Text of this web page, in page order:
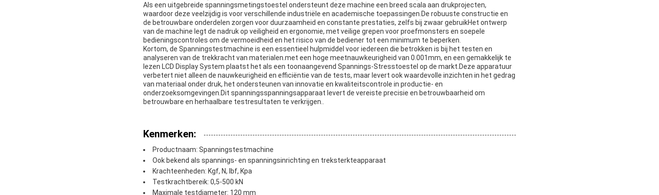
Als een uitgebreide spanningsmetingstoestel ondersteunt deze machine een breed scala aan drukprojecten,
waardoor deze veelzijdig is voor verschillende industriële en academische toepassingen.De robuuste constructie en
de betrouwbare onderdelen zorgen voor duurzaamheid en constante prestaties, zelfs bij zwaar gebruikHet ontwerp
van de machine legt de nadruk op veiligheid en ergonomie, met veilige grepen voor proefmonsters en soepele
bedieningscontroles om de vermoeidheid en het risico van de bediener tot een minimum te beperken.
Kortom, de Spanningstestmachine is een essentieel hulpmiddel voor iedereen die betrokken is bij het testen en
analyseren van de trekkracht van materialen.met een hoge meetnauwkeurigheid van 0.001mm, en een gemakkelijk te
lezen LCD Display System plaatst het als een toonaangevend Spannings-Stresstoestel op de markt.Deze apparatuur
verbetert niet alleen de nauwkeurigheid en efficiëntie van de tests, maar levert ook waardevolle inzichten in het gedrag
van materiaal onder druk, het ondersteunen van innovatie en kwaliteitscontrole in productie- en
onderzoeksomgevingen.Dit spanningsspanningsapparaat levert de vereiste precisie en betrouwbaarheid om
betrouwbare en herhaalbare testresultaten te verkrijgen..
Kenmerken:
Productnaam: Spanningstestmachine
Ook bekend als spannings- en spanningsinrichting en treksterkteapparaat
Krachteenheden: Kgf, N, lbf, Kpa
Testkrachtbereik: 0,5-500 kN
Maximale testdiameter: 120 mm